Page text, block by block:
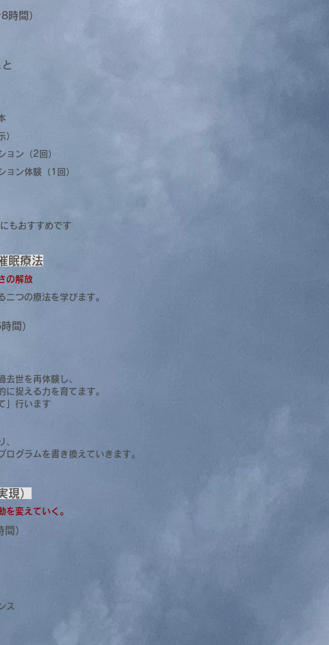
間）
）
ョン（2回）
ョン体験（1回）
もおすすめです
眠療法
の解放
二つの療法を学びます。
間）
去世を再体験し、
に捉える力を育てます。
」行います
、
ログラムを書き換えていきます。
現）
を変えていく。
）
ス